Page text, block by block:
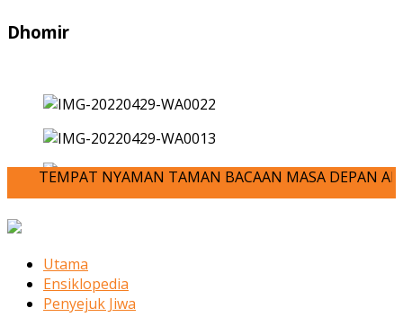
Dhomir
TEMPAT NYAMAN TAMAN BACAAN MASA DEPAN
Utama
Ensiklopedia
Penyejuk Jiwa